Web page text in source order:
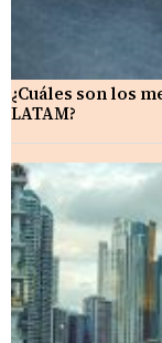
¿Cuáles son los
LATAM?